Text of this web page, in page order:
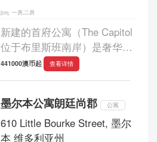
一房,二房
新建的首府公寓（The Capitol
位于布里斯班南岸）是奢华型
公寓，这栋10层楼公寓配备设
施齐全，包括空调，全装修空
电话，高速wifi因特网连接等
等。首府公寓...
441000澳币起 查看详情
墨尔本公寓朗廷尚郡 公寓
610 Little Bourke Street, 墨尔
本 维多利亚州